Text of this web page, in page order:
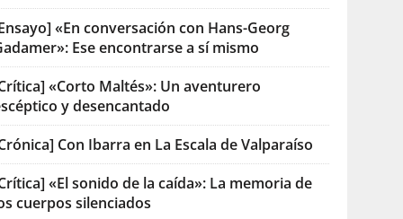
«En conversación con Hans-Georg
Ese encontrarse a sí mismo
«Corto Maltés»: Un aventurero
y desencantado
Con Ibarra en La Escala de Valparaíso
«El sonido de la caída»: La memoria de
cuerpos silenciados